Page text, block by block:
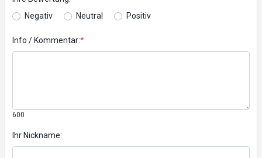
Negativ
Neutral Positiv
Info / Kommentar:*
600
Ihr Nickname: